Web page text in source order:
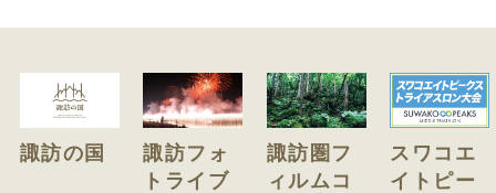
諏訪の国
諏訪フォ
トライブ
諏訪圏フ
ィルムコ
スワコエ
イトピー